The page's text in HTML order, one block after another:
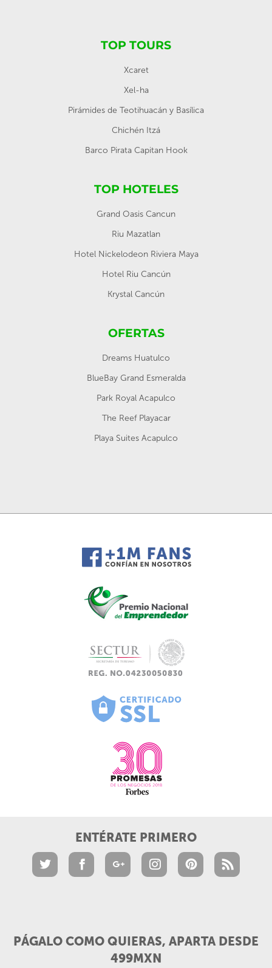
TOP TOURS
Xcaret
Xel-ha
Pirámides de Teotihuacán y Basílica
Chichén Itzá
Barco Pirata Capitan Hook
TOP HOTELES
Grand Oasis Cancun
Riu Mazatlan
Hotel Nickelodeon Riviera Maya
Hotel Riu Cancún
Krystal Cancún
OFERTAS
Dreams Huatulco
BlueBay Grand Esmeralda
Park Royal Acapulco
The Reef Playacar
Playa Suites Acapulco
ENTÉRATE PRIMERO
PÁGALO COMO QUIERAS, APARTA DESDE
499MXN